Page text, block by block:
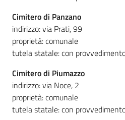
Cimitero di Panzano
indirizzo: via Prati, 99
proprietà: comunale
tutela statale: con
Cimitero di Piumazzo
indirizzo: via Noce, 2
proprietà: comunale
tutela statale: con